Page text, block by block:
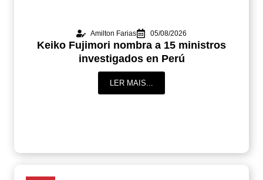
Amilton Farias 05/08/2026
Keiko Fujimori nombra a 15 ministros
investigados en Perú
LER MAIS...